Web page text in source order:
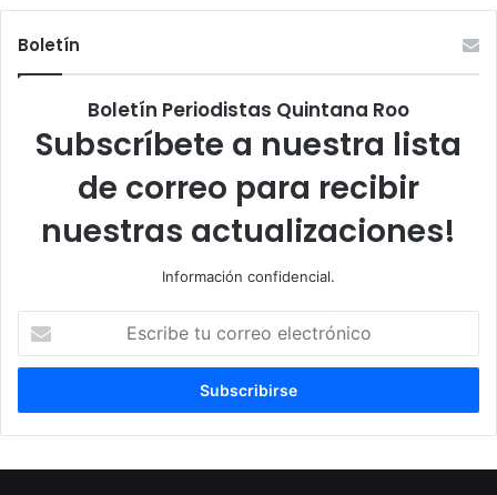
Boletín
Boletín Periodistas Quintana Roo
Subscríbete a nuestra lista
de correo para recibir
nuestras actualizaciones!
Información confidencial.
correo